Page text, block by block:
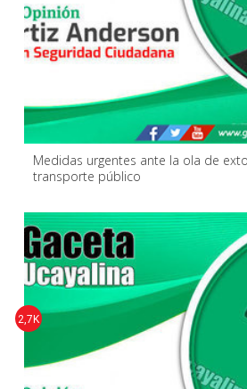
Medidas urgentes ante la ola de
transporte público
2,7K